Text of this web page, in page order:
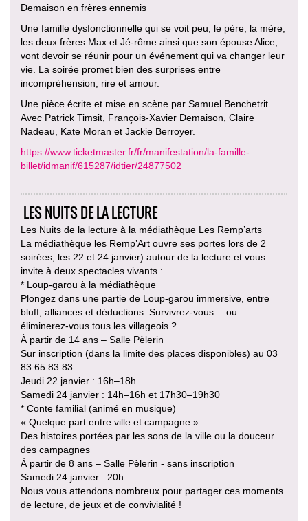
Demaison en frères ennemis
Une famille dysfonctionnelle qui se voit peu, le père, la mère,
les deux frères Max et Jé-rôme ainsi que son épouse Alice,
vont devoir se réunir pour un événement qui va changer leur
vie. La soirée promet bien des surprises entre
incompréhension, rire et amour.
Une pièce écrite et mise en scène par Samuel Benchetrit
Avec Patrick Timsit, François-Xavier Demaison, Claire
Nadeau, Kate Moran et Jackie Berroyer.
https://www.ticketmaster.fr/fr/manifestation/la-famille-
billet/idmanif/615287/idtier/24877502
LES NUITS DE LA LECTURE
Les Nuits de la lecture à la médiathèque Les Remp’arts
La médiathèque les Remp’Art ouvre ses portes lors de 2
soirées, les 22 et 24 janvier) autour de la lecture et vous
invite à deux spectacles vivants :
* Loup-garou à la médiathèque
Plongez dans une partie de Loup-garou immersive, entre
bluff, alliances et déductions. Survivrez-vous… ou
éliminerez-vous tous les villageois ?
À partir de 14 ans – Salle Pèlerin
Sur inscription (dans la limite des places disponibles) au 03
83 65 83 83
Jeudi 22 janvier : 16h–18h
Samedi 24 janvier : 14h–16h et 17h30–19h30
* Conte familial (animé en musique)
« Quelque part entre ville et campagne »
Des histoires portées par les sons de la ville ou la douceur
des campagnes
À partir de 8 ans – Salle Pèlerin - sans inscription
Samedi 24 janvier : 20h
Nous vous attendons nombreux pour partager ces moments
de lecture, de jeux et de convivialité !